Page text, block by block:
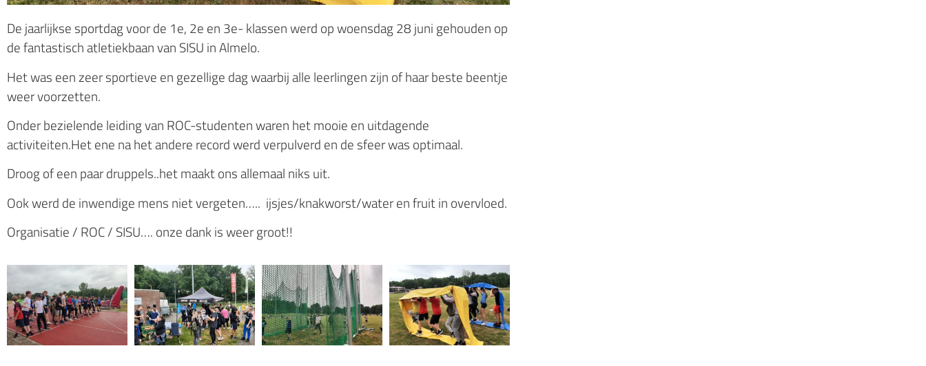
De jaarlijkse sportdag voor de 1e, 2e en 3e- klassen werd op woensdag 28 juni gehouden op
de fantastisch atletiekbaan van SISU in Almelo.
Het was een zeer sportieve en gezellige dag waarbij alle leerlingen zijn of haar beste beentje
weer voorzetten.
Onder bezielende leiding van ROC-studenten waren het mooie en uitdagende
activiteiten.Het ene na het andere record werd verpulverd en de sfeer was optimaal.
Droog of een paar druppels..het maakt ons allemaal niks uit.
Ook werd de inwendige mens niet vergeten….. ijsjes/knakworst/water en fruit in overvloed.
Organisatie / ROC / SISU…. onze dank is weer groot!!